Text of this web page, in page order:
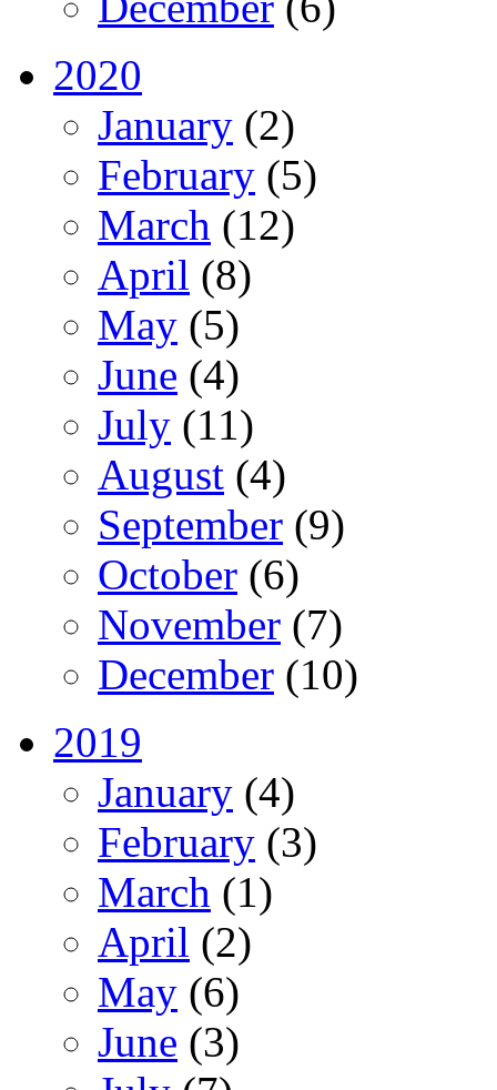
2020
January (2)
February (5)
March (12)
April (8)
May (5)
June (4)
July (11)
August (4)
September (9)
October (6)
November (7)
December (10)
2019
January (4)
February (3)
March (1)
April (2)
May (6)
June (3)